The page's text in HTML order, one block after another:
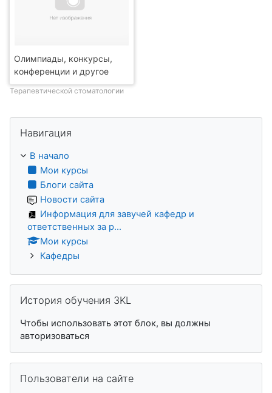
Олимпиады, конкурсы,
конференции и другое
Терапевтической стоматологии
Навигация
В начало
Мои курсы
Блоги сайта
Новости сайта
Информация для завучей кафедр и
ответственных за р...
Мои курсы
Кафедры
История обучения 3KL
Чтобы использовать этот блок, вы должны
авторизоваться
Пользователи на сайте